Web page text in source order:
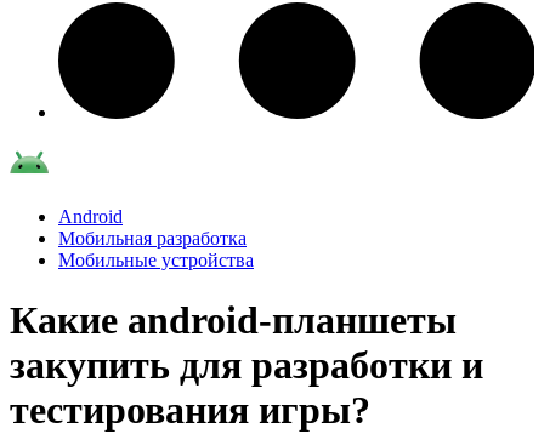
Android
Мобильная разработка
Мобильные устройства
Какие android-планшеты
закупить для разработки и
тестирования игры?